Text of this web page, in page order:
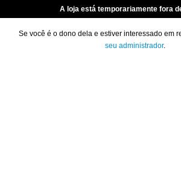
A loja está temporariamente fora
Se você é o dono dela e estiver interessado em
seu administrador.